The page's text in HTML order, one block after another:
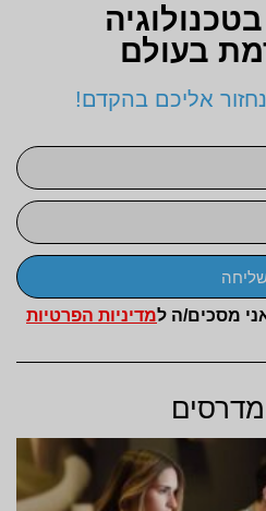
בעולם
אליכם בהקדם!
מסכים/ה למדיניות הפרטיות
מדרסים